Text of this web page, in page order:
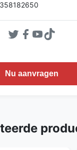
Nu aanvragen